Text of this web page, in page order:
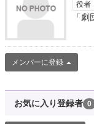
役者
「
メンバーに登録
お気に入り登録者 0